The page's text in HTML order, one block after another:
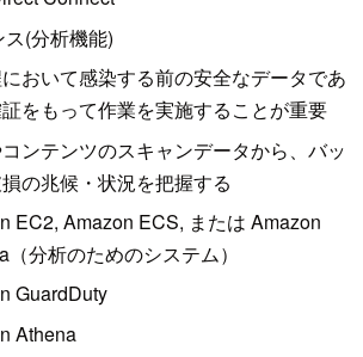
(分析機能)
おいて感染する前の安全なデータであ
をもって作業を実施することが重要
ンテンツのスキャンデータから、バッ
の兆候・状況を把握する
EC2, Amazon ECS, または Amazon
（分析のためのシステム）
GuardDuty
Athena